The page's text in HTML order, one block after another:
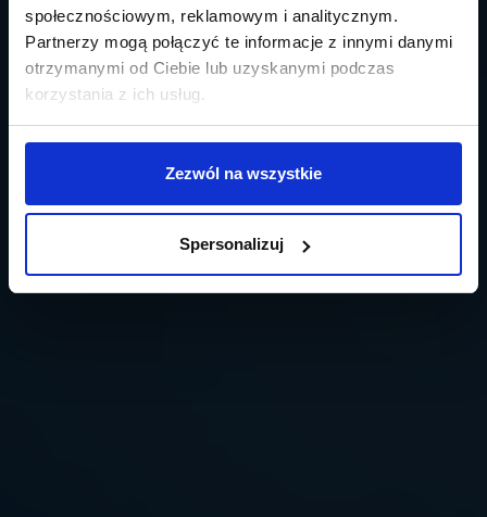
społecznościowym, reklamowym i analitycznym.
Partnerzy mogą połączyć te informacje z innymi danymi
otrzymanymi od Ciebie lub uzyskanymi podczas
korzystania z ich usług.
Zezwól na wszystkie
Spersonalizuj